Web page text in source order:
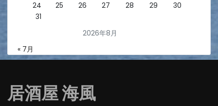
2026年8月
24
25 26 27 28 29
30
31
« 7月
居酒屋 海風